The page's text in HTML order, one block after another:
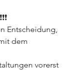
Entscheidung,
dem
vorerst